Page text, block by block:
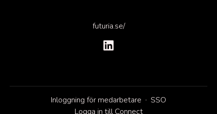
futuria.se/
Inloggning för medarbetare · SSO
Logga in till Connect